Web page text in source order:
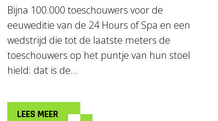
Bijna 100.000 toeschouwers voor de
eeuweditie van de 24 Hours of Spa en een
wedstrijd die tot de laatste meters de
toeschouwers op het puntje van hun stoel
hield: dat is de...
LEES MEER